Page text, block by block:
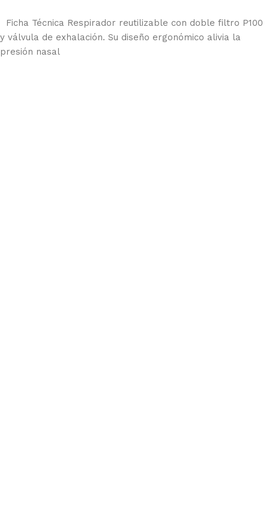
Ficha Técnica Respirador reutilizable con doble filtro P100
y válvula de exhalación. Su diseño ergonómico alivia la
presión nasal